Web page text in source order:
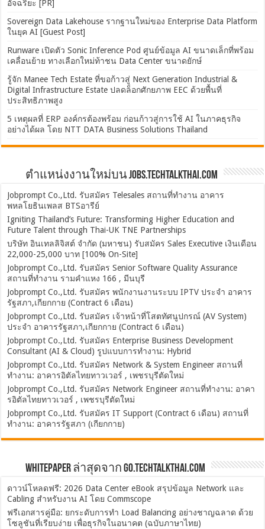
อัจฉริยะ [PR]
Sovereign Data Lakehouse รากฐานใหม่ของ Enterprise Data Platform
ในยุค AI [Guest Post]
Runware เปิดตัว Sonic Inference Pod ศูนย์ข้อมูล AI ขนาดเล็กที่พร้อม
เคลื่อนย้าย ทางเลือกใหม่ท้าชน Data Center ขนาดยักษ์
รู้จัก Manee Tech Estate ที่ขอก้าวสู่ Next Generation Industrial &
Digital Infrastructure Estate ปลดล็อกศักยภาพ EEC ด้วยพื้นที่
ประสิทธิภาพสูง
5 เหตุผลที่ ERP องค์กรต้องพร้อม ก่อนก้าวสู่การใช้ AI ในภาคธุรกิจ
อย่างได้ผล โดย NTT DATA Business Solutions Thailand
ตำแหน่งงานใหม่บน Jobs.TechTalkThai.com
Jobprompt Co.,Ltd. รับสมัคร Telesales สถานที่ทำงาน อาคาร
พหลโยธินเพลส BTSอารีย์
Igniting Thailand’s Future: Transforming Higher Education and
Future Talent through Thai-UK TNE Partnerships
บริษัท อินเทลลิจิสต์ จำกัด (มหาชน) รับสมัคร Sales Executive เงินเดือน
22,000-25,000 บาท [100% On-Site]
Jobprompt Co.,Ltd. รับสมัคร Senior Software Quality Assurance
สถานที่ทำงาน รามคำแหง 166 , มีนบุรี
Jobprompt Co.,Ltd. รับสมัคร พนักงานงานระบบ IPTV ประจำ อาคาร
รัฐสภา,เกียกกาย (Contract 6 เดือน)
Jobprompt Co.,Ltd. รับสมัคร เจ้าหน้าที่โสตทัศนูปกรณ์ (AV System)
ประจำ อาคารรัฐสภา,เกียกกาย (Contract 6 เดือน)
Jobprompt Co.,Ltd. รับสมัคร Enterprise Business Development
Consultant (AI & Cloud) รูปแบบการทำงาน: Hybrid
Jobprompt Co.,Ltd. รับสมัคร Network & System Engineer สถานที่
ทำงาน: อาคารอิตัลไทยทาวเวอร์ , เพชรบุรีตัดใหม่
Jobprompt Co.,Ltd. รับสมัคร Network Engineer สถานที่ทำงาน: อาคา
รอิตัลไทยทาวเวอร์ , เพชรบุรีตัดใหม่
Jobprompt Co.,Ltd. รับสมัคร IT Support (Contract 6 เดือน) สถานที่
ทำงาน: อาคารรัฐสภา (เกียกกาย)
Whitepaper ล่าสุดจาก Go.TechTalkThai.com
ดาวน์โหลดฟรี: 2026 Data Center eBook สรุปข้อมูล Network และ
Cabling สำหรับงาน AI โดย Commscope
ฟรีเอกสารคู่มือ: ยกระดับการทำ Load Balancing อย่างชาญฉลาด ด้วย
โซลูชันที่เรียบง่าย เพื่อธุรกิจในอนาคต (ฉบับภาษาไทย)